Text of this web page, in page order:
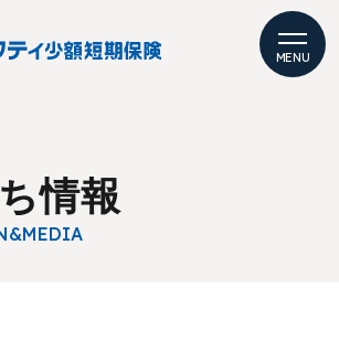
MENU
情報
&MEDIA